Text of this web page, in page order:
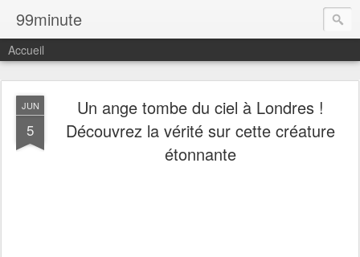
99minute
Accueil
JUN
5
Un ange tombe du ciel à Londres !
Découvrez la vérité sur cette créature
étonnante